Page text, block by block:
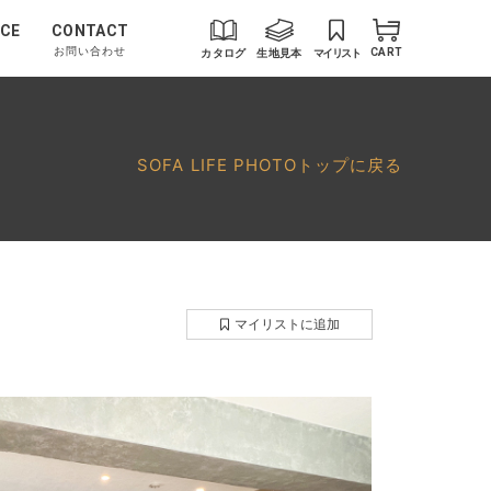
CONTACT
お問い合わせ カタログ 生地見本 マイリスト CART
SOFA LIFE PHOTOトップに戻る
マイリストに追加